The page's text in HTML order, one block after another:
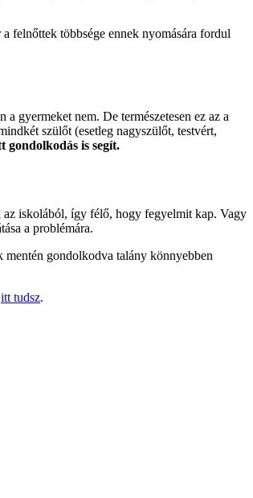
felnőttek többsége ennek nyomására fordul
gyermeket nem. De természetesen ez az a
szülőt (esetleg nagyszülőt, testvért,
gondolkodás is segít.
az iskolából, így félő, hogy fegyelmit kap. Vagy
a problémára.
gondolkodva talány könnyebben
itt tudsz.